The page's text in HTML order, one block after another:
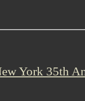
York 35th